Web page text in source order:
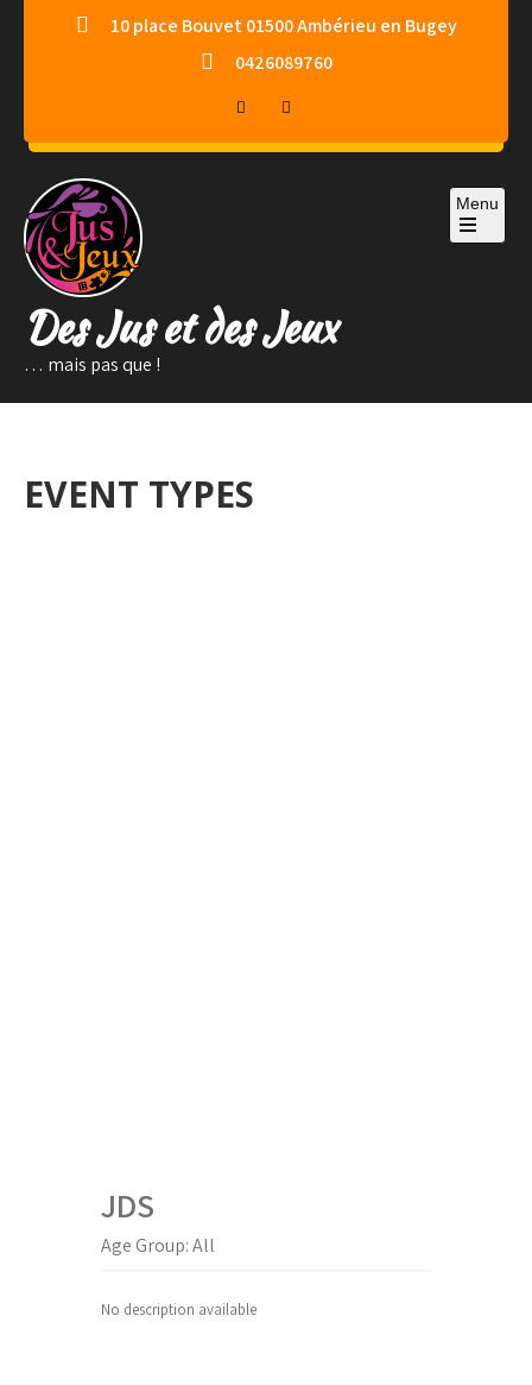
10 place Bouvet 01500 Ambérieu en Bugey
0426089760
Des Jus et des Jeux
… mais pas que !
Menu
EVENT TYPES
JDS
Age Group: All
No description available